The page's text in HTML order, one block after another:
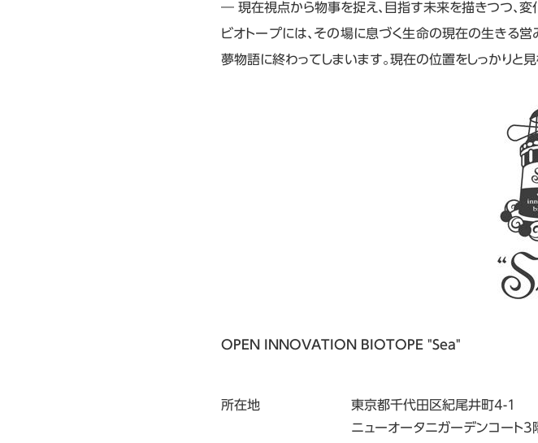
― 現在視点から物事を捉え、目指す未来を描きつつ、
ビオトープには、その場に息づく生命の現在の生きる
夢物語に終わってしまいます。現在の位置をしっかりと
OPEN INNOVATION BIOTOPE "Sea"
所在地
東京都千代田区紀尾井町4-1
ニューオータニガーデンコート3